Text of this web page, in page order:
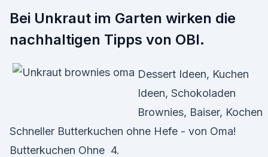
Bei Unkraut im Garten wirken die
nachhaltigen Tipps von OBI.
Dessert Ideen, Kuchen
Ideen, Schokoladen
Brownies, Baiser, Kochen
Schneller Butterkuchen ohne Hefe - von Oma!
Butterkuchen Ohne 4.